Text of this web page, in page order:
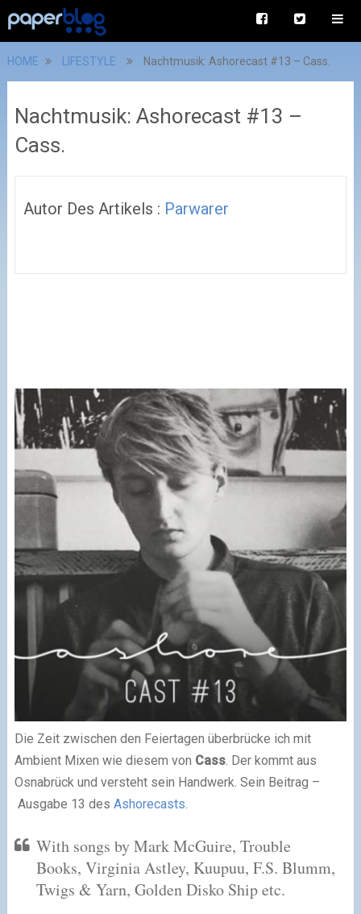
HOME LIFESTYLE Nachtmusik: Ashorecast #13 – Cass.
Nachtmusik: Ashorecast #13 –
Cass.
Autor Des Artikels : Parwarer
Die Zeit zwischen den Feiertagen überbrücke ich mit
Ambient Mixen wie diesem von Cass. Der kommt aus
Osnabrück und versteht sein Handwerk. Sein Beitrag –
Ausgabe 13 des Ashorecasts
With songs by Mark McGuire, Trouble
Books, Virginia Astley, Kuupuu, F.S. Blumm,
Twigs & Yarn, Golden Disko Ship etc.